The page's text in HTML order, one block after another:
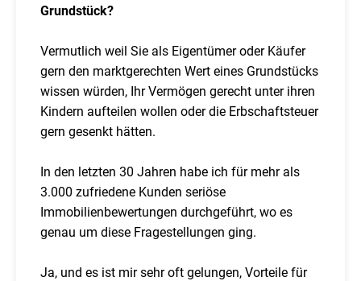
Grundstück?
Vermutlich weil Sie als Eigentümer oder Käufer
gern den marktgerechten Wert eines Grundstücks
wissen würden, Ihr Vermögen gerecht unter ihren
Kindern aufteilen wollen oder die Erbschaftsteuer
gern gesenkt hätten.
In den letzten 30 Jahren habe ich für mehr als
3.000 zufriedene Kunden seriöse
Immobilienbewertungen durchgeführt, wo es
genau um diese Fragestellungen ging.
Ja, und es ist mir sehr oft gelungen, Vorteile für